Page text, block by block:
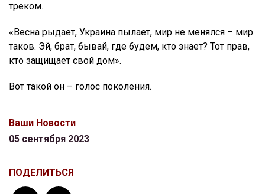
треком.
«Весна рыдает, Украина пылает, мир не менялся – мир
таков. Эй, брат, бывай, где будем, кто знает? Тот прав,
кто защищает свой дом».
Вот такой он – голос поколения.
Ваши Новости
05 сентября 2023
ПОДЕЛИТЬСЯ